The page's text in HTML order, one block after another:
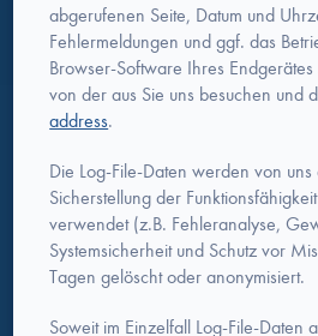
abgerufenen Seite, Datum und
Fehlermeldungen und ggf. das
Browser-Software Ihres
von der aus Sie uns besuchen und
address.
Die Log-File-Daten werden von
Sicherstellung der
verwendet (z.B. Fehleranalyse,
Systemsicherheit und Schutz vor
Tagen gelöscht oder anonymisiert.
Soweit im Einzelfall Log-File-Daten